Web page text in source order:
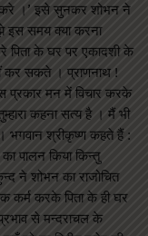
करे ।’ इसे सुनकर शोभन ने
इस समय क्या करना
पिता के घर पर एकादशी के
कर सकते । प्राणनाथ !
प्रकार मन में विचार करके
कहना सत्य है । मैं भी
भगवान श्रीकृष्ण कहते हैं :
पालन किया किन्तु
ने शोभन का राजोचित
कर्म करके पिता के ही घर
से मन्दराचल के